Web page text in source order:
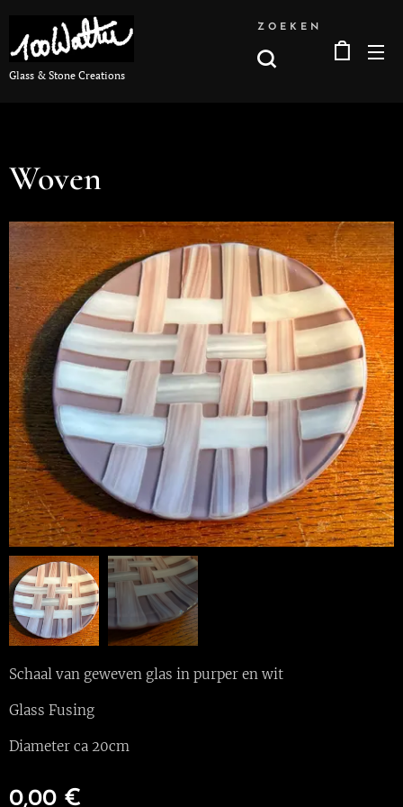
Glass & Stone Creations
ZOEKEN
Woven
Schaal van geweven glas in purper en wit
Glass Fusing
Diameter ca 20cm
0,00 €